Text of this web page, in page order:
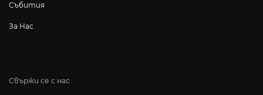
Свържи се с нас
Събития
За Нас